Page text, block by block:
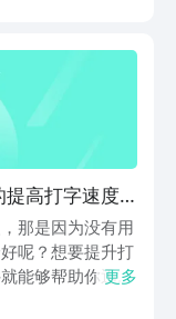
高打字速度
那是因为没有用
呢？想要提升打
能够帮助你迅速
时间，还可以让
更多